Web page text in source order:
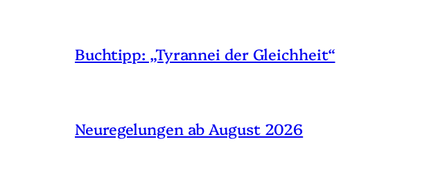
Buchtipp: „Tyrannei der Gleichheit“
Neuregelungen ab August 2026